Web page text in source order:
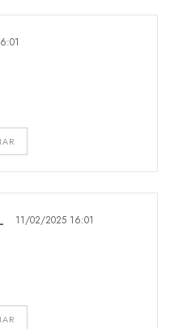
11/02/2025 16:01